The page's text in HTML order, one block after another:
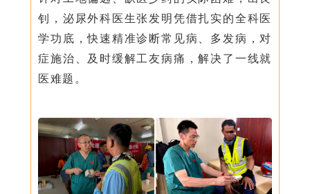
钊，泌尿外科医生张发明凭借扎实的全科医
学功底，快速精准诊断常见病、多发病，对
症施治、及时缓解工友病痛，解决了一线就
医难题。